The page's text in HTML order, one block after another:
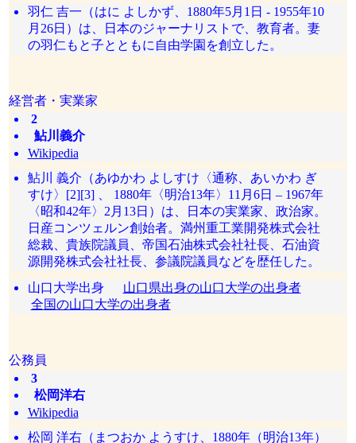
羽仁 吉一（はに よしかず、1880年5月1日 - 1955年10
月26日）は、日本のジャーナリストで、教育者。妻
の羽仁もと子とともに自由学園を創立した。
経営者・実業家
2
鮎川義介
Wikipedia
鮎川 義介（あゆかわ よしすけ〈通称、あいかわ ぎ
すけ〉[2][3] 、 1880年〈明治13年〉11月6日 – 1967年
〈昭和42年〉2月13日）は、日本の実業家、政治家。
日産コンツェルン創始者。満州重工業開発株式会社
総裁、貴族院議員、帝国石油株式会社社長、石油資
源開発株式会社社長、参議院議員などを歴任した。
山口大学出身 山口県出身の山口大学の出身者
全国の山口大学の出身者
公務員
3
松岡洋右
Wikipedia
松岡 洋右（まつおか ようすけ、1880年（明治13年）